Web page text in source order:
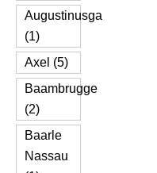
Augustinusga
(1)
Axel (5)
Baambrugge
(2)
Baarle
Nassau